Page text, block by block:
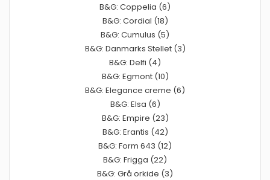
B&G: Coppelia (6)
B&G: Cordial (18)
B&G: Cumulus (5)
B&G: Danmarks Stellet (3)
B&G: Delfi (4)
B&G: Egmont (10)
B&G: Elegance creme (6)
B&G: Elsa (6)
B&G: Empire (23)
B&G: Erantis (42)
B&G: Form 643 (12)
B&G: Frigga (22)
B&G: Grå orkide (3)